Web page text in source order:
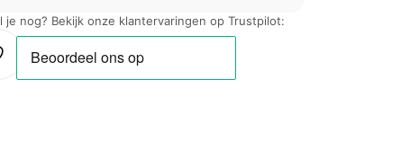
je nog? Bekijk onze klantervaringen op Trustpilot: